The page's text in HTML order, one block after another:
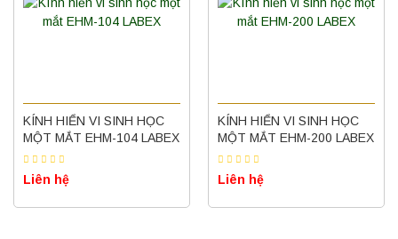
KÍNH HIỂN VI SINH HỌC
MỘT MẮT EHM-104 LABEX
Liên hệ
KÍNH HIỂN VI SINH HỌC
MỘT MẮT EHM-200 LABEX
Liên hệ